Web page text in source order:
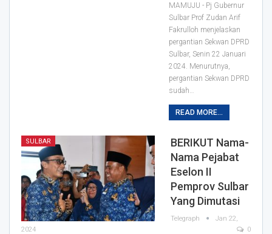
MAMUJU - Pj Gubernur
Sulbar Prof Zudan Arif
Fakrulloh menjelaskan
pergantian Sekwan DPRD
Sulbar, Senin 22 Januari
2024. Menurutnya,
pergantian Sekwan DPRD
sudah…
READ MORE...
SULBAR
BERIKUT Nama-
Nama Pejabat
Eselon II
Pemprov Sulbar
Yang Dimutasi
Telegraph
Jan 22,
2024
0